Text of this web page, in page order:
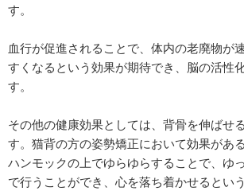
す。
血行が促進されることで、体内の老廃物が
すくなるという効果が期待でき、脳の活性
す。
その他の健康効果としては、背骨を伸ばせ
す。猫背の方の姿勢矯正において効果があ
ハンモックの上でゆらゆらすることで、ゆ
で行うことができ、心を落ち着かせるとい